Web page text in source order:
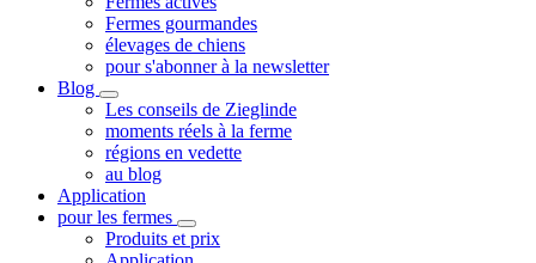
Fermes gourmandes
élevages de chiens
pour s'abonner à la newsletter
Blog
Les conseils de Zieglinde
moments réels à la ferme
régions en vedette
au blog
Application
pour les fermes
Produits et prix